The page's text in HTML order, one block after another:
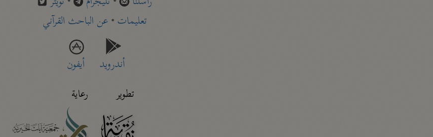
تعليمات• عن الباحث القرآني
أندرويد
أيفون
تطوير
رعاية